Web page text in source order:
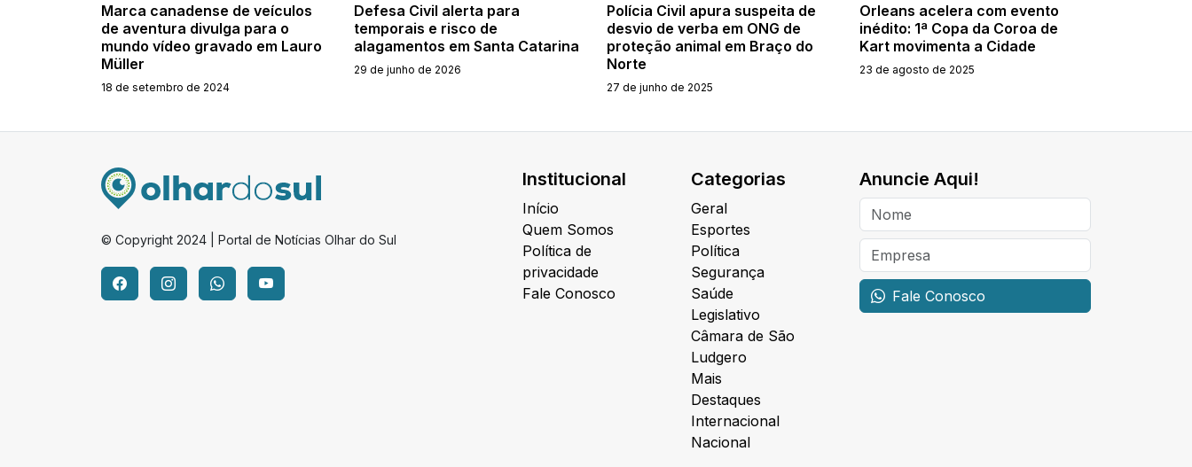
Marca canadense de veículos
de aventura divulga para o
mundo vídeo gravado em Lauro
Müller
18 de setembro de 2024
Defesa Civil alerta para
temporais e risco de
alagamentos em Santa Catarina
29 de junho de 2026
Polícia Civil apura suspeita de
desvio de verba em ONG de
proteção animal em Braço do
Norte
27 de junho de 2025
Orleans acelera com evento
inédito: 1ª Copa da Coroa de
Kart movimenta a Cidade
23 de agosto de 2025
© Copyright 2024 | Portal de Notícias Olhar do Sul
Institucional
Início
Quem Somos
Política de
privacidade
Fale Conosco
Categorias
Geral
Esportes
Política
Segurança
Saúde
Legislativo
Câmara de São
Ludgero
Mais
Destaques
Internacional
Nacional
Anuncie Aqui!
Fale Conosco